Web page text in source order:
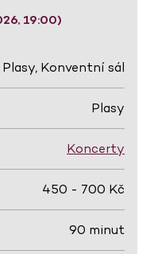
19:00)
Plasy, Konventní sál
Plasy
Koncerty
450 - 700 Kč
90 minut